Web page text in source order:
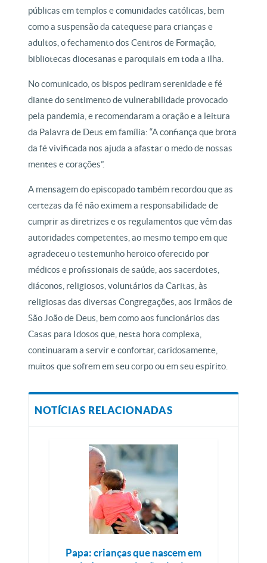
públicas em templos e comunidades católicas, bem
como a suspensão da catequese para crianças e
adultos, o fechamento dos Centros de Formação,
bibliotecas diocesanas e paroquiais em toda a ilha.
No comunicado, os bispos pediram serenidade e fé
diante do sentimento de vulnerabilidade provocado
pela pandemia, e recomendaram a oração e a leitura
da Palavra de Deus em família: “A confiança que brota
da fé vivificada nos ajuda a afastar o medo de nossas
mentes e corações”.
A mensagem do episcopado também recordou que as
certezas da fé não eximem a responsabilidade de
cumprir as diretrizes e os regulamentos que vêm das
autoridades competentes, ao mesmo tempo em que
agradeceu o testemunho heroico oferecido por
médicos e profissionais de saúde, aos sacerdotes,
diáconos, religiosos, voluntários da Caritas, às
religiosas das diversas Congregações, aos Irmãos de
São João de Deus, bem como aos funcionários das
Casas para Idosos que, nesta hora complexa,
continuaram a servir e confortar, caridosamente,
muitos que sofrem em seu corpo ou em seu espírito.
NOTÍCIAS RELACIONADAS
Papa: crianças que nascem em